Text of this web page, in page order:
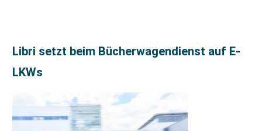
Libri setzt beim Bücherwagendienst auf E-
LKWs